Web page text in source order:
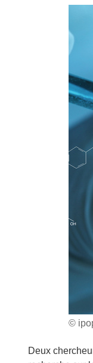
©
Deux